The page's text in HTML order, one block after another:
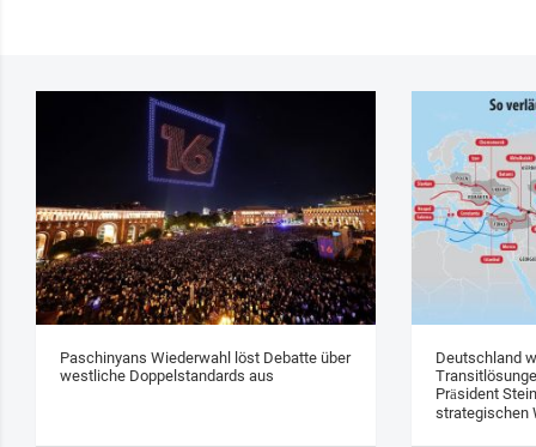
Paschinyans Wiederwahl löst Debatte über
westliche Doppelstandards aus
Deutschland
Präsident
strategischen